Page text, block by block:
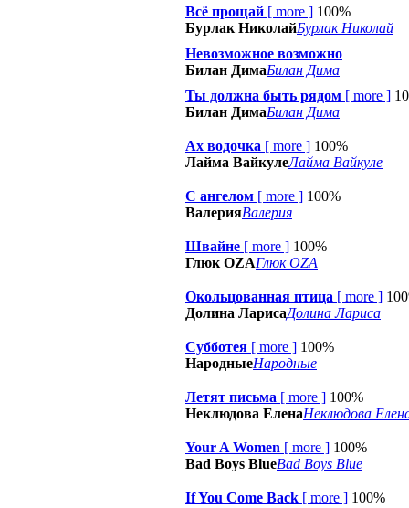
Всё прощай [ more ] 100%
Бурлак НиколайБурлак Николай
Невозможное возможно
Билан ДимаБилан Дима
Ты должна быть рядом [ more ]
Билан ДимаБилан Дима
Ах водочка [ more ] 100%
Лайма ВайкулеЛайма Вайкуле
С ангелом [ more ] 100%
ВалерияВалерия
Швайне [ more ] 100%
Глюк OZAГлюк OZA
Окольцованная птица [ more ]
Долина ЛарисаДолина Лариса
Субботея [ more ] 100%
НародныеНародные
Летят письма [ more ] 100%
Неклюдова ЕленаНеклюдова
Your A Women [ more ] 100%
Bad Boys BlueBad Boys Blue
If You Come Back [ more ] 100%